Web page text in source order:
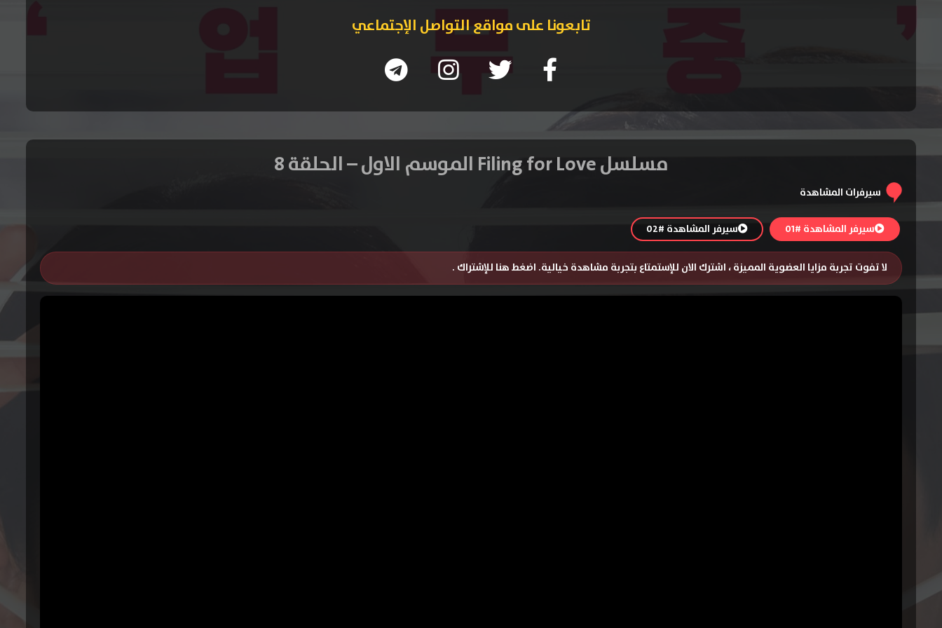
تابعونا على مواقع التواصل الإجتماعي
مسلسل Filing for Love الموسم الاول – الحلقة 8
سيرفرات المشاهدة
سيرفر المشاهدة #01 سيرفر المشاهدة #02
لا تفوت تجربة مزايا العضوية المميزة ، اشترك الان للإستمتاع بتجربة مشاهدة خيالية. اضغط هنا للإشتراك .